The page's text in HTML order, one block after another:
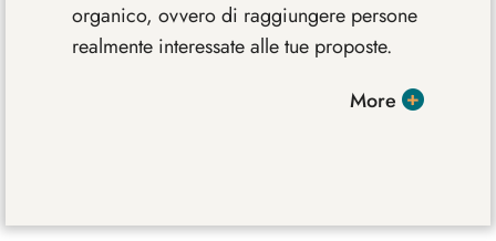
organico, ovvero di raggiungere persone
realmente interessate alle tue proposte.
More